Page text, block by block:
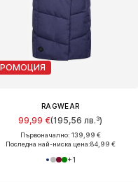
RAGWEAR
99,99 €(195,56 лв.³)
Първоначално: 139,99 €
Последна най-ниска цена:84,99 €
+1